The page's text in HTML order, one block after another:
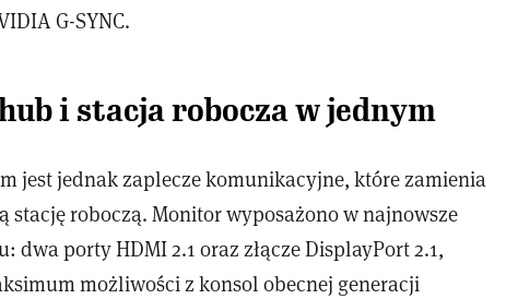
G-SYNC.
i stacja robocza w jednym
jest jednak zaplecze komunikacyjne, które zamienia
stację roboczą. Monitor wyposażono w najnowsze
dwa porty HDMI 2.1 oraz złącze DisplayPort 2.1,
możliwości z konsol obecnej generacji